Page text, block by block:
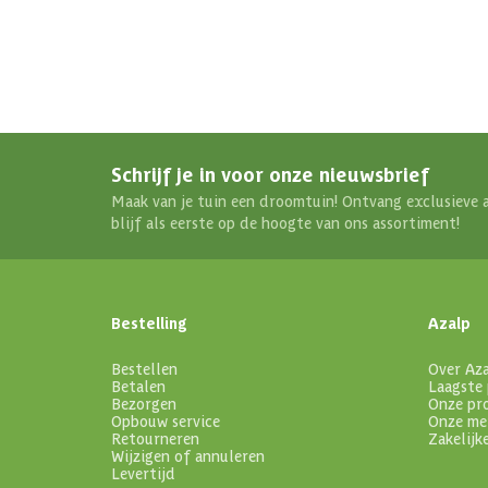
Schrijf je in voor onze nieuwsbrief
Maak van je tuin een droomtuin! Ontvang exclusieve
blijf als eerste op de hoogte van ons assortiment!
Bestelling
Bestellen
Betalen
Bezorgen
Opbouw service
Retourneren
Wijzigen of annuleren
Levertijd
Azalp
Over
Onze
Onze